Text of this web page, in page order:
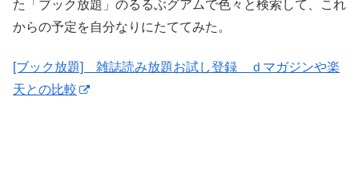
た「ブック放題」のるるぶグアムで色々と検索して、これ
からの予定を自分なりにたててみた。
[ブック放題] 雑誌読み放題お試し登録 ｄマガジンや楽
天との比較